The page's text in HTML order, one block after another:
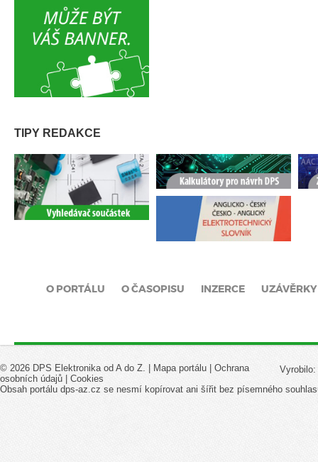
TIPY REDAKCE
O PORTÁLU O ČASOPISU INZERCE UZÁVĚRKY
Vyrobilo:
© 2026 DPS Elektronika od A do Z. | Mapa portálu
Ochrana
osobních údajů
Cookies
Obsah portálu dps-az.cz se nesmí kopírovat ani šířit bez písemného